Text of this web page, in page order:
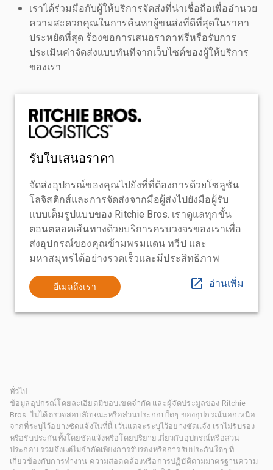
เราได้ร่วมมือกับผู้ให้บริการจัดส่งที่น่าเชื่อถือเพื่ออำนวย
ความสะดวกคุณในการค้นหาผู้ขนส่งที่ดีที่สุดในราคา
ประหยัดที่สุด ร้องขอการเสนอราคาฟรีหรือรับการ
ประเมินค่าจัดส่งแบบทันทีจากเว็บไซต์ของผู้ให้บริการ
ของเรา
รับใบเสนอราคา
จัดส่งอุปกรณ์ของคุณไปยังที่ที่ต้องการด้วยโซลูชัน
โลจิสติกส์และการจัดส่งจากมือผู้ส่งไปยังมือผู้รับ
แบบเต็มรูปแบบของ Ritchie Bros. เราดูแลทุกขั้น
ตอนตลอดเส้นทางด้วยบริการครบวงจรของเราเพื่อ
ส่งอุปกรณ์ของคุณข้ามพรมแดน ทวีป และ
มหาสมุทรได้อย่างรวดเร็วและมีประสิทธิภาพ
อีเมลถึงเรา อ่านเพิ่ม
ทั่วไป
ข้อมูลอุปกรณ์โดยละเอียดมีขอบเขตจำกัด และผู้จัดประมูลของ Ritchie
Bros. ไม่ได้ตรวจสอบลักษณะหรือส่วนประกอบใดๆ ของอุปกรณ์นอกเหนือ
จากที่ระบุไว้อย่างชัดแจ้งในที่นี้ เว้นแต่จะระบุไว้อย่างชัดแจ้ง เราไม่รับรอง
หรือรับประกันทั้งโดยชัดแจ้งหรือโดยปริยายเกี่ยวกับอุปกรณ์หรือส่วน
ประกอบ รวมถึงแต่ไม่จำกัดเพียงการรับรองหรือการรับประกันใดๆ ที่
เกี่ยวข้องกับการทำงาน ความสอดคล้องหรือการปฏิบัติตามมาตรฐานความ